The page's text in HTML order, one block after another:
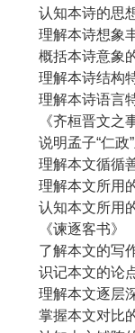
认知本诗的思想
理解本诗想象丰
概括本诗意象的
理解本诗结构特
理解本诗语言特
《齐桓晋文之事
说明孟子“仁政”
理解本文循循善
理解本文所用的
认知本文所用的
《谏逐客书》
了解本文的写作
识记本文的论点
理解本文逐层深
掌握本文对比的